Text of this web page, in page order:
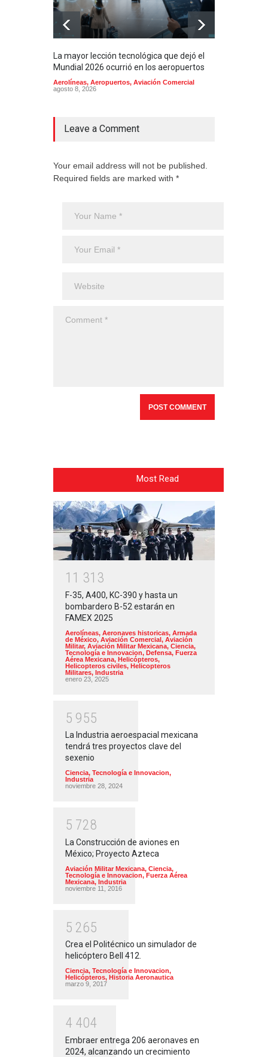
La mayor lección tecnológica que dejó el
Mundial 2026 ocurrió en los aeropuertos
Aerolíneas, Aeropuertos, Aviación Comercial
agosto 8, 2026
Leave a Comment
Your email address will not be published.
Required fields are marked with *
Most Read
1 1 31 3
F-35, A400, KC-390 y hasta un
bombardero B-52 estarán en
FAMEX 2025
Aerolíneas, Aeronaves historicas, Armada
de México, Aviación Comercial, Aviación
Militar, Aviación Militar Mexicana, Ciencia,
Tecnología e Innovacion, Defensa, Fuerza
Aérea Mexicana, Helicópteros,
Helicopteros civiles, Helicopteros
Militares, Industria
enero 23, 2025
5 955
La Industria aeroespacial mexicana
tendrá tres proyectos clave del
sexenio
Ciencia, Tecnología e Innovacion,
Industria
noviembre 28, 2024
5 728
La Construcción de aviones en
México; Proyecto Azteca
Aviación Militar Mexicana, Ciencia,
Tecnología e Innovacion, Fuerza Aérea
Mexicana, Industria
noviembre 11, 2016
5 265
Crea el Politécnico un simulador de
helicóptero Bell 412.
Ciencia, Tecnología e Innovacion,
Helicópteros, Historia Aeronautica
marzo 9, 2017
4 404
Embraer entrega 206 aeronaves en
2024, alcanzando un crecimiento